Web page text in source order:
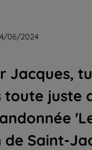
06/2024
Jacques, tu
toute juste
de Saint-